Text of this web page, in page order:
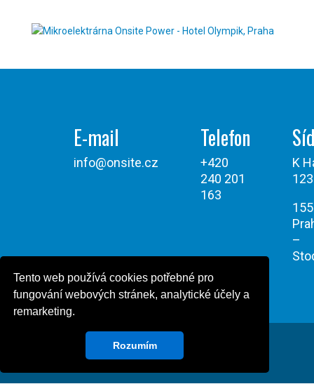
Tento web používá cookies potřebné pro
fungování webových stránek, analytické účely a
remarketing.
Rozumím
E-mail
info@onsite.cz
Telefon
+420
240 201
163
K
–
Všechna práva vyhrazena © Onsite Power 2026